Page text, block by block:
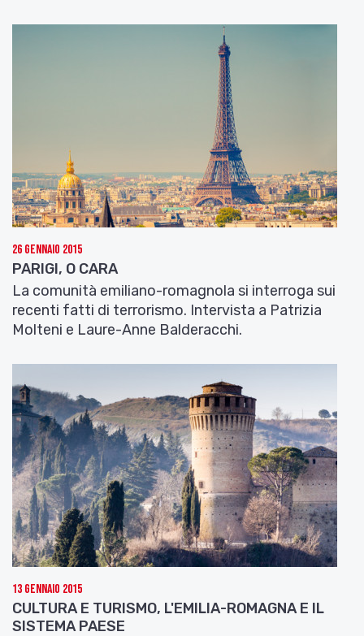
26 Gennaio 2015
PARIGI, O CARA
La comunità emiliano-romagnola si interroga sui
recenti fatti di terrorismo. Intervista a Patrizia
Molteni e Laure-Anne Balderacchi.
13 Gennaio 2015
CULTURA E TURISMO, L'EMILIA-ROMAGNA E IL
SISTEMA PAESE